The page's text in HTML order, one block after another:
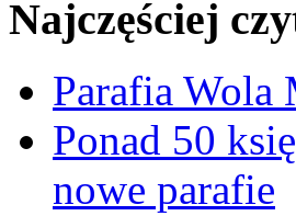
Najczęściej
Parafia Wola
Ponad 50
nowe parafie